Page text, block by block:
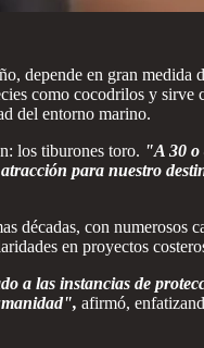
depende en gran medida
como cocodrilos y
del entorno marino.
los tiburones toro. "A 30 o
para nuestro
décadas, con numerosos
en proyectos
a las instancias de
afirmó,